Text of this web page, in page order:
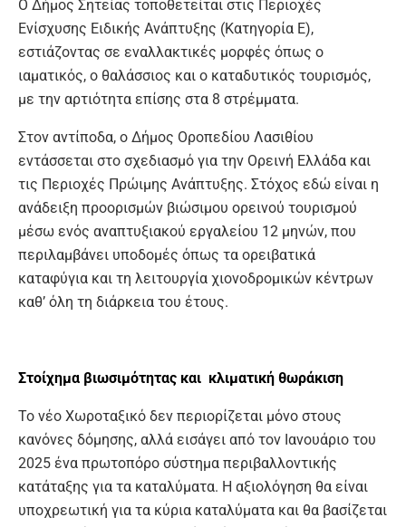
Ο Δήμος Σητείας τοποθετείται στις Περιοχές
Ενίσχυσης Ειδικής Ανάπτυξης (Κατηγορία Ε),
εστιάζοντας σε εναλλακτικές μορφές όπως ο
ιαματικός, ο θαλάσσιος και ο καταδυτικός τουρισμός,
με την αρτιότητα επίσης στα 8 στρέμματα.
Στον αντίποδα, ο Δήμος Οροπεδίου Λασιθίου
εντάσσεται στο σχεδιασμό για την Ορεινή Ελλάδα και
τις Περιοχές Πρώιμης Ανάπτυξης. Στόχος εδώ είναι η
ανάδειξη προορισμών βιώσιμου ορεινού τουρισμού
μέσω ενός αναπτυξιακού εργαλείου 12 μηνών, που
περιλαμβάνει υποδομές όπως τα ορειβατικά
καταφύγια και τη λειτουργία χιονοδρομικών κέντρων
καθ’ όλη τη διάρκεια του έτους.
Στοίχημα βιωσιμότητας και κλιματική θωράκιση
Το νέο Χωροταξικό δεν περιορίζεται μόνο στους
κανόνες δόμησης, αλλά εισάγει από τον Ιανουάριο του
2025 ένα πρωτοπόρο σύστημα περιβαλλοντικής
κατάταξης για τα καταλύματα. Η αξιολόγηση θα είναι
υποχρεωτική για τα κύρια καταλύματα και θα βασίζεται